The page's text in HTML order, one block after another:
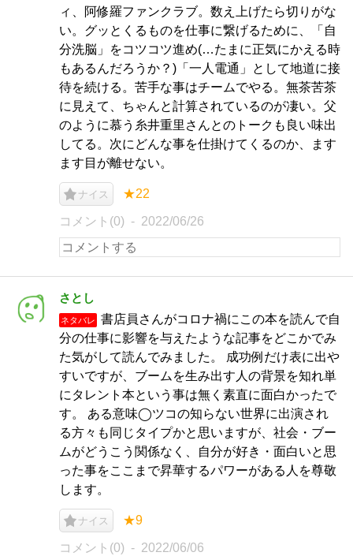
ィ、阿修羅ファンクラブ。数え上げたら切りがな
い。グッとくるものを仕事に繋げるために、「自
分洗脳」をコツコツ進め(…たまに正気にかえる時
もあるんだろうか？)「一人電通」として地道に接
待を続ける。苦手な事はチームでやる。無茶苦茶
に見えて、ちゃんと計算されているのが凄い。父
のように慕う糸井重里さんとのトークも良い味出
してる。次にどんな事を仕掛けてくるのか、ます
ます目が離せない。
ナイス ★22
コメント(0) 2022/06/26
さとし
ネタバレ
書店員さんがコロナ禍にこの本を読んで自
分の仕事に影響を与えたような記事をどこかでみ
た気がして読んでみました。 成功例だけ表に出や
すいですが、ブームを生み出す人の背景を知れ単
にタレント本という事は無く素直に面白かったで
す。 ある意味◯ツコの知らない世界に出演され
る方々も同じタイプかと思いますが、社会・ブー
ムがどうこう関係なく、自分が好き・面白いと思
った事をここまで昇華するパワーがある人を尊敬
します。
ナイス ★9
コメント(0) 2022/06/06